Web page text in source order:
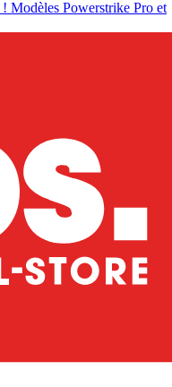
! Modèles Powerstrike Pro et